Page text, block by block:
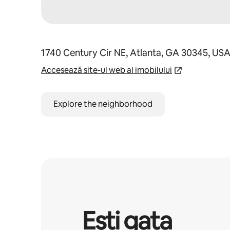
1740 Century Cir NE, Atlanta, GA 30345, USA
Accesează site-ul web al imobilului
Explore the neighborhood
Ești gata